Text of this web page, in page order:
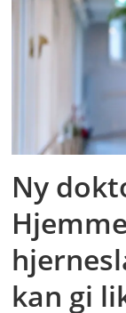
Ny
kan gi